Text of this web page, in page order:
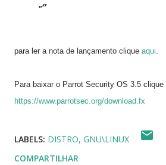
"
para ler a nota de lançamento clique aqui.
Para baixar o Parrot Security OS 3.5
https://www.parrotsec.org/download.fx
LABELS: DISTRO GNU\LINUX
COMPARTILHAR